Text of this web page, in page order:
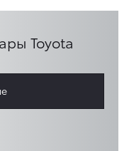
Toyota